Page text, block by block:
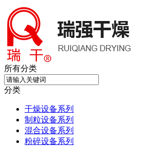
所有分类
分类
干燥设备系列
制粒设备系列
混合设备系列
粉碎设备系列